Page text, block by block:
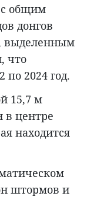
с общим
донгов
выделенным
что
по 2024 год.
15,7 м
в центре
находится
штормов и